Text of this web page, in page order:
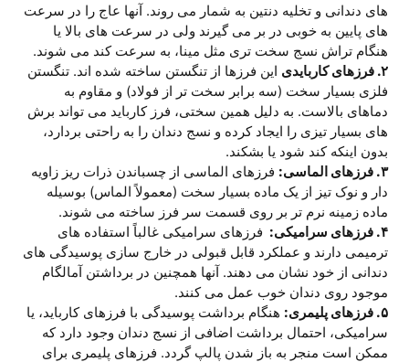
های دندانی و تخلیه دنتین به شمار می روند. آنها عاج را در سرعت
های پایین به خوبی در بر می گیرند ولی در سرعت های بالا یا
هنگام تراش نسج سخت تری مثل مینا، به سرعت کند می شوند.
۲. فرزهای کاربایدی
این فرزها از تنگستن ساخته شده اند. تنگستن
فلزی بسیار سخت (سه برابر سخت تر از فولاد) و مقاوم به
دماهای بالاست. به دلیل همین سختی، فرز کارباید می تواند برش
های بسیار تیزی را ایجاد کرده و نسج دندان را به راحتی بردارد،
بدون اینکه کند شود یا بشکند.
۳. فرزهای الماسی:
فرزهای الماسی از چسباندن ذرات ریز زاویه
دار و نوک تیز از یک ماده بسیار سخت (معمولاً الماس) بوسیله
ماده زمینه نرم تر بر روی قسمت سر فرز ساخته می شوند.
۴. فرزهای سرامیکی:
فرزهای سرامیکی غالباً استفاده های
ترمیمی دارند و عملکرد قابل قبولی در خارج سازی پوسیدگی های
دندانی از خود نشان می دهند. آنها همچنین در برداشتن آمالگام
موجود روی دندان خوب عمل می کنند.
۵. فرزهای پلیمری:
هنگام برداشت پوسیدگی با فرزهای کارباید، یا
سرامیکی، احتمال برداشت اضافی از نسج دندان وجود دارد که
ممکن است منجر به باز شدن پالپ گردد. فرزهای پلیمری برای